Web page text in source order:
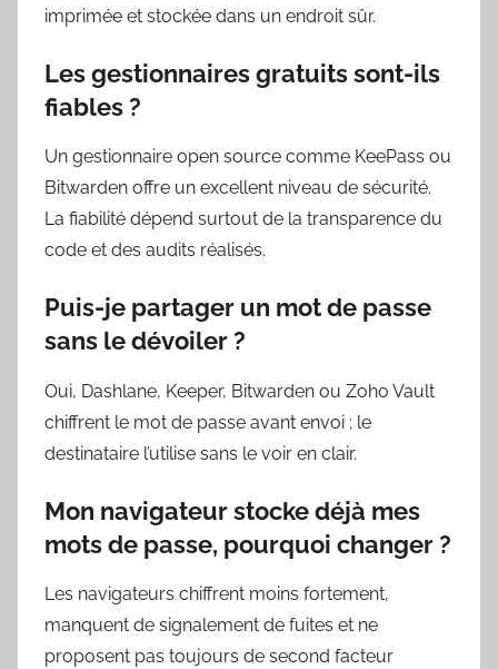
imprimée et stockée dans un endroit sûr.
Les gestionnaires gratuits sont-ils
fiables ?
Un gestionnaire open source comme KeePass ou
Bitwarden offre un excellent niveau de sécurité.
La fiabilité dépend surtout de la transparence du
code et des audits réalisés.
Puis-je partager un mot de passe
sans le dévoiler ?
Oui, Dashlane, Keeper, Bitwarden ou Zoho Vault
chiffrent le mot de passe avant envoi ; le
destinataire l’utilise sans le voir en clair.
Mon navigateur stocke déjà mes
mots de passe, pourquoi changer ?
Les navigateurs chiffrent moins fortement,
manquent de signalement de fuites et ne
proposent pas toujours de second facteur